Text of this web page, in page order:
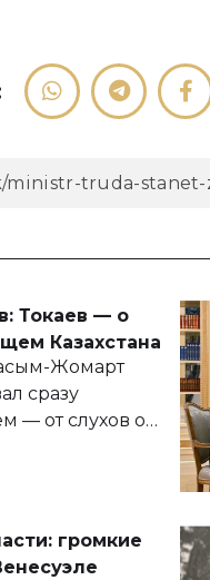
Токаев — о
Казахстана
Жомарт
сразу
— от слухов о
здоровья.
громкие